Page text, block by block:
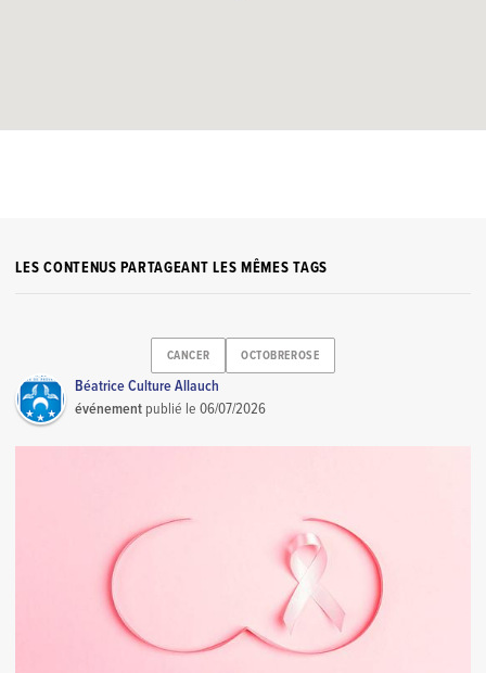
LES CONTENUS PARTAGEANT LES MÊMES TAGS
CANCER OCTOBREROSE
Béatrice Culture Allauch
événement publié le06/07/2026